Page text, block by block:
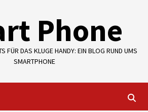
Phone
FÜR DAS KLUGE HANDY: EIN BLOG RUND UMS
SMARTPHONE